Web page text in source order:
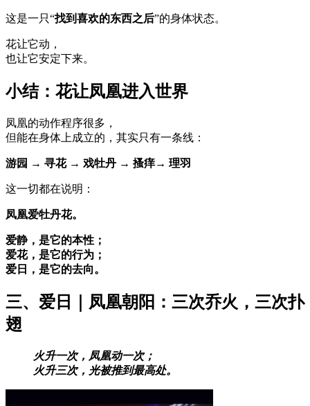
这是一只“找到喜欢的东西之后”的身体状态。
花让它动，
也让它安定下来。
小结： 花让凤凰进入世界
凤凰的动作程序很多，
但能在身体上成立的，其实只有一条线：
游园 → 寻花 → 戏牡丹 → 搔痒→ 理羽
这一切都在说明：
凤凰爱牡丹花。
爱静，是它的本性；
爱花，是它的行为；
爱日，是它的去向。
三、爱日｜凤凰朝阳：三次乔火，三次扑
翅
火升一次，凤凰动一次；
火升三次，光被推到最高处。